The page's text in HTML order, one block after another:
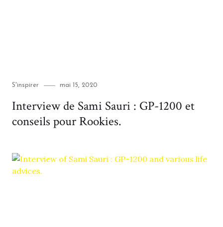
Category
S'inspirer
Posted
mai 15, 2020
Interview de Sami Sauri : GP-1200 et
conseils pour Rookies.